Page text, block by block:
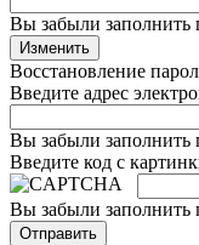
Вы забыли заполнить
Изменить
Восстановление
Введите адрес
Вы забыли заполнить
Введите код с
Вы забыли заполнить
Отправить